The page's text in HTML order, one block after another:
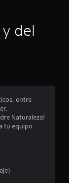
a
n
e
del
entre
Naturaleza!
tu equipo